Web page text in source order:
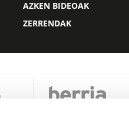
AZKEN BIDEOAK
ZERRENDAK